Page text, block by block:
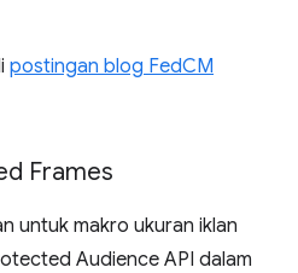
postingan blog FedCM
Frames
untuk makro ukuran iklan
Audience API dalam